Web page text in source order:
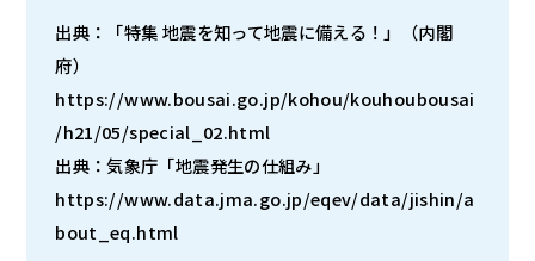
出典：「特集 地震を知って地震に備える！」（内閣
府）
https://www.bousai.go.jp/kohou/kouhoubousai
/h21/05/special_02.html
出典：気象庁「地震発生の仕組み」
https://www.data.jma.go.jp/eqev/data/jishin/a
bout_eq.html